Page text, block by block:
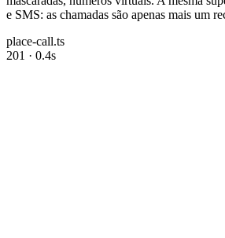
e SMS: as chamadas são apenas mais um
place-call.ts
201 · 0.4s